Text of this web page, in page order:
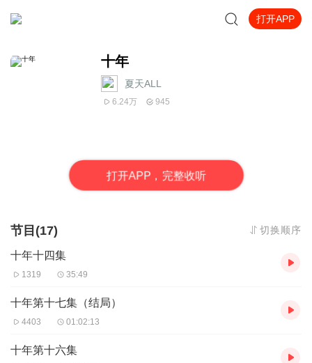
打开APP
十年
夏天ALL
6.24万 945
打开APP，完整收听
节目(17) 切换顺序
十年十四集
1319 35:49
十年第十七集（结局）
4403 01:02:13
十年第十六集